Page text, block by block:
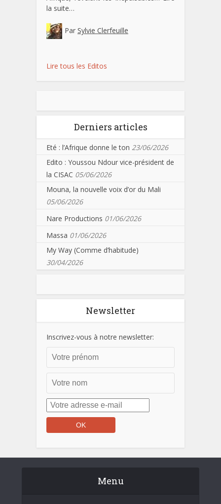
la suite…
Par Sylvie Clerfeuille
Lire tous les Editos
Derniers articles
Eté : l’Afrique donne le ton 23/06/2026
Edito : Youssou Ndour vice-président de
la CISAC 05/06/2026
Mouna, la nouvelle voix d’or du Mali
05/06/2026
Nare Productions 01/06/2026
Massa 01/06/2026
My Way (Comme d’habitude)
30/04/2026
Newsletter
Inscrivez-vous à notre newsletter:
Menu